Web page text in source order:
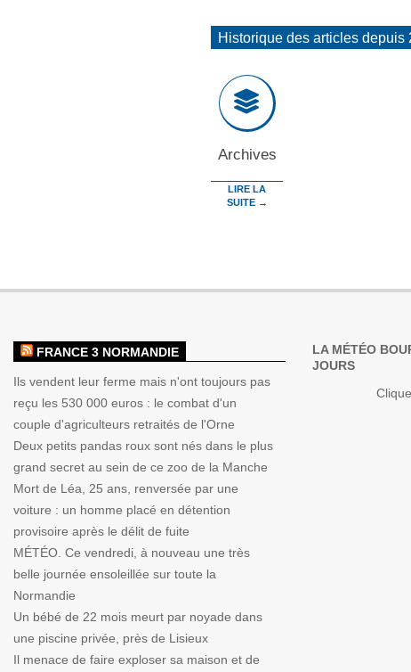
Historique des articles depuis
Archives
LIRE LA
SUITE →
FRANCE 3 NORMANDIE
Ils vendent leur ferme mais n'ont toujours pas
reçu les 530 000 euros : le combat d'un
couple d'agriculteurs retraités de l'Orne
Deux petits pandas roux sont nés dans le plus
grand secret au sein de ce zoo de la Manche
Mort de Léa, 25 ans, renversée par une
voiture : un homme placé en détention
provisoire après le délit de fuite
MÉTÉO. Ce vendredi, à nouveau une très
belle journée ensoleillée sur toute la
Normandie
Un bébé de 22 mois meurt par noyade dans
une piscine privée, près de Lisieux
Il menace de faire exploser sa maison et de
LA MÉTÉO
JOURS